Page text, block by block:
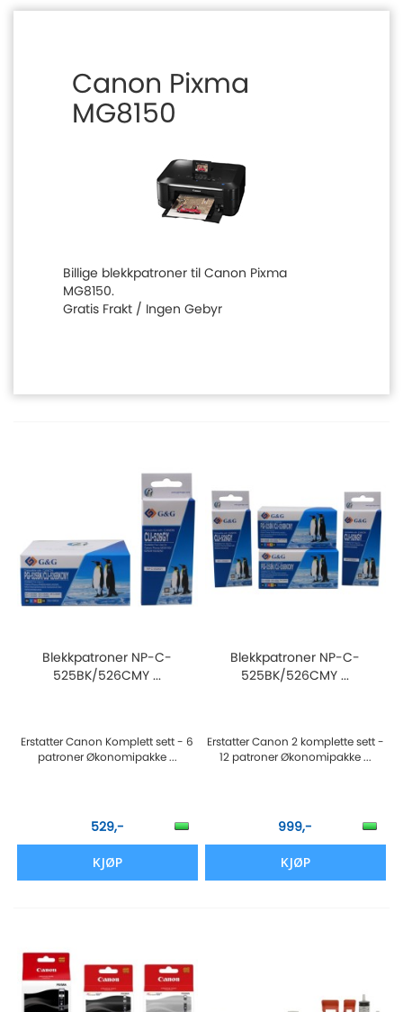
Canon Pixma
MG8150
Billige blekkpatroner til Canon Pixma
MG8150.
Gratis Frakt / Ingen Gebyr
Blekkpatroner NP-C-
525BK/526CMY ...
Erstatter Canon Komplett sett - 6
patroner Økonomipakke ...
529,-
KJØP
Blekkpatroner NP-C-
525BK/526CMY ...
Erstatter Canon 2 komplette sett -
12 patroner Økonomipakke ...
999,-
KJØP